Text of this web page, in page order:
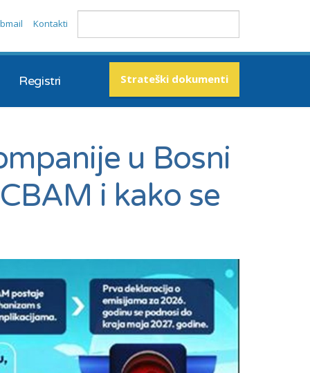
Strateški dokumenti
Registri
Kontakti
u Bosni
i kako se